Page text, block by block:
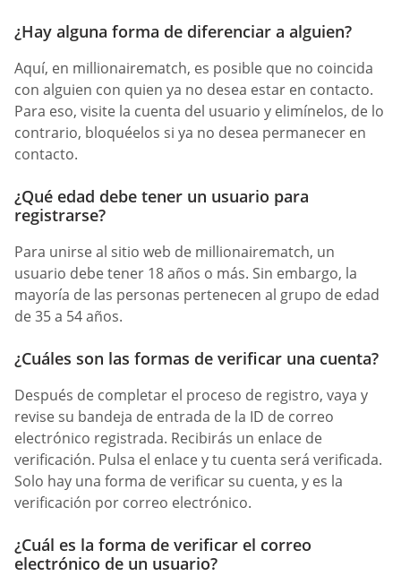
¿Hay alguna forma de diferenciar a alguien?
Aquí, en millionairematch, es posible que no coincida
con alguien con quien ya no desea estar en contacto.
Para eso, visite la cuenta del usuario y elimínelos, de lo
contrario, bloquéelos si ya no desea permanecer en
contacto.
¿Qué edad debe tener un usuario para
registrarse?
Para unirse al sitio web de millionairematch, un
usuario debe tener 18 años o más. Sin embargo, la
mayoría de las personas pertenecen al grupo de edad
de 35 a 54 años.
¿Cuáles son las formas de verificar una cuenta?
Después de completar el proceso de registro, vaya y
revise su bandeja de entrada de la ID de correo
electrónico registrada. Recibirás un enlace de
verificación. Pulsa el enlace y tu cuenta será verificada.
Solo hay una forma de verificar su cuenta, y es la
verificación por correo electrónico.
¿Cuál es la forma de verificar el correo
electrónico de un usuario?